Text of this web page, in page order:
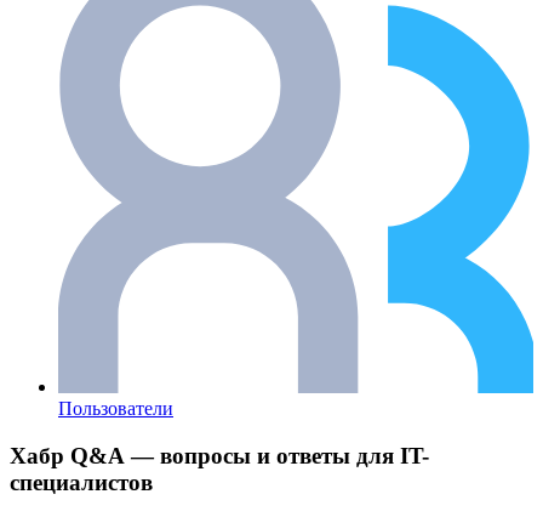
Пользователи
Хабр Q&A — вопросы и ответы для IT-
специалистов